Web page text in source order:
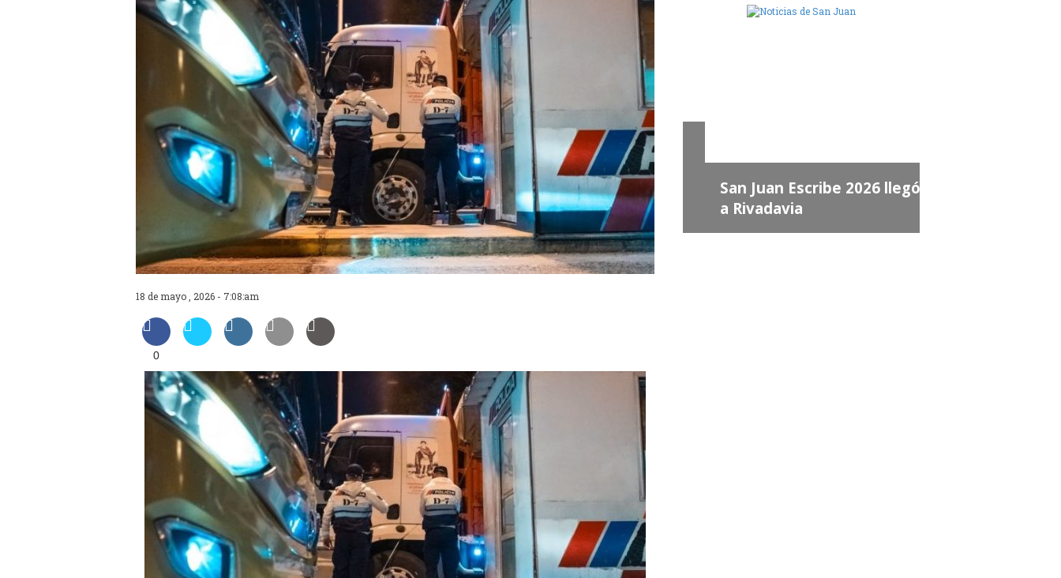
18 de mayo , 2026 - 7:08:am
0
La Cámara de Diputados
presentó el concurso "San
Juan Escribe" en Santa
Lucía
San Juan Escribe 2026 llegó
a Rivadavia